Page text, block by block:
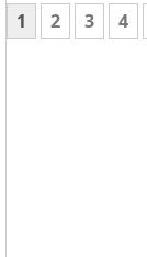
1 2 3 4